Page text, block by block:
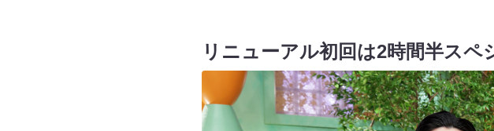
リニューアル初回は2時間半スペ